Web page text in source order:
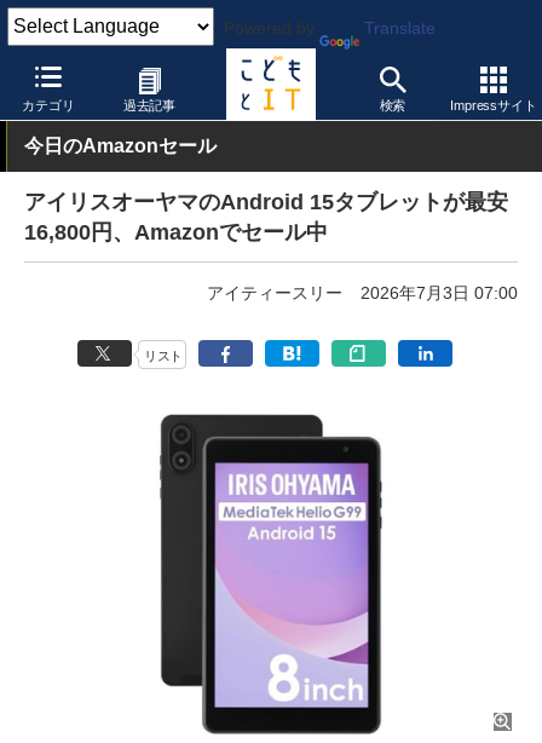
Powered by Translate
カテゴリ 過去記事 検索 Impressサイト
こどもとIT 製品・サービス PC・タブレット端末
今日のAmazonセール
アイリスオーヤマのAndroid 15タブレットが最安
16,800円、Amazonでセール中
アイティースリー 2026年7月3日 07:00
リスト